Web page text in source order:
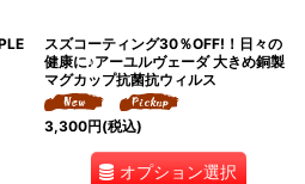
スズコーティング30％OFF!！日々の
健康に♪アーユルヴェーダ 大きめ銅製
マグカップ抗菌抗ウィルス
3,300円(税込)
オプション選択